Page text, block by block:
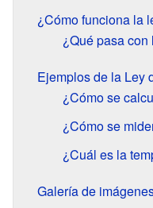
¿Cómo funciona la
¿Qué pasa
Ejemplos de la Ley
¿Cómo se
¿Cómo se
¿Cuál es la
Galería de